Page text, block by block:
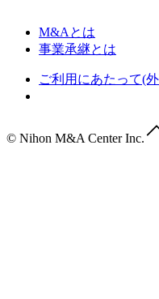
M&Aとは
事業承継とは
ご利用にあたって(
© Nihon M&A Center Inc.